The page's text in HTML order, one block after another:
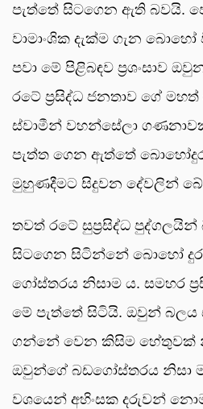
පැත්තේ සිටගෙන ඇති බවයි.
වාමාංශික දැක්ම ගැන
පවා මේ පිළිබඳව ප්‍රශංසාව
රටේ ප්‍රසිද්ධ ජනතාව ගේ මහත්
ස්වාමීන් වහන්සේලා
පැත්ත ගෙන ඇත්තේ
මුහුණදීමට සිදුවන දේවලින්
තවත් රටේ සුප්‍රසිද්ධ
සිටගෙන සිටින්නේ බොහෝ
ගෝස්තරය නිසාම ය. සමහර
මේ පැත්තේ සිටියි. ඔවුන් බලය
ගන්නේ වෙන කිසිම හේතුවක්
ඔවුන්ගේ බඩගෝස්තරය නිසා
වශයෙන් අහිංසක දරුවන්